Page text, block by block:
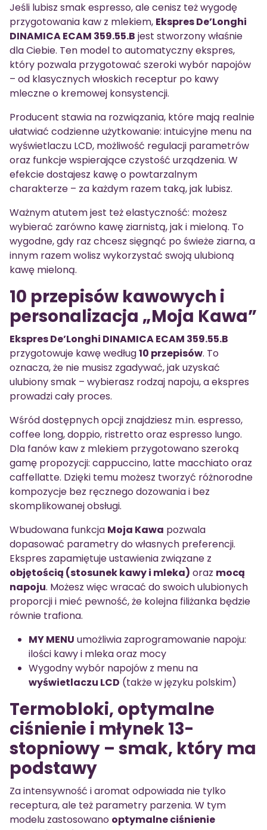
Jeśli lubisz smak espresso, ale cenisz też wygodę
przygotowania kaw z mlekiem, Ekspres De’Longhi
DINAMICA ECAM 359.55.B jest stworzony właśnie
dla Ciebie. Ten model to automatyczny ekspres,
który pozwala przygotować szeroki wybór napojów
– od klasycznych włoskich receptur po kawy
mleczne o kremowej konsystencji.
Producent stawia na rozwiązania, które mają realnie
ułatwiać codzienne użytkowanie: intuicyjne menu na
wyświetlaczu LCD, możliwość regulacji parametrów
oraz funkcje wspierające czystość urządzenia. W
efekcie dostajesz kawę o powtarzalnym
charakterze – za każdym razem taką, jak lubisz.
Ważnym atutem jest też elastyczność: możesz
wybierać zarówno kawę ziarnistą, jak i mieloną. To
wygodne, gdy raz chcesz sięgnąć po świeże ziarna, a
innym razem wolisz wykorzystać swoją ulubioną
kawę mieloną.
10 przepisów kawowych i
personalizacja „Moja Kawa”
Ekspres De’Longhi DINAMICA ECAM 359.55.B
przygotowuje kawę według10 przepisów. To
oznacza, że nie musisz zgadywać, jak uzyskać
ulubiony smak – wybierasz rodzaj napoju, a ekspres
prowadzi cały proces.
Wśród dostępnych opcji znajdziesz m.in. espresso,
coffee long, doppio, ristretto oraz espresso lungo.
Dla fanów kaw z mlekiem przygotowano szeroką
gamę propozycji: cappuccino, latte macchiato oraz
caffellatte. Dzięki temu możesz tworzyć różnorodne
kompozycje bez ręcznego dozowania i bez
skomplikowanej obsługi.
Wbudowana funkcja Moja Kawa pozwala
dopasować parametry do własnych preferencji.
Ekspres zapamiętuje ustawienia związane z
objętością (stosunek kawy i mleka) oraz mocą
napoju. Możesz więc wracać do swoich ulubionych
proporcji i mieć pewność, że kolejna filiżanka będzie
równie trafiona.
MY MENU umożliwia zaprogramowanie napoju:
ilości kawy i mleka oraz mocy
Wygodny wybór napojów z menu na
wyświetlaczu LCD (także w języku polskim)
Termobloki, optymalne
ciśnienie i młynek 13-
stopniowy – smak, który ma
podstawy
Za intensywność i aromat odpowiada nie tylko
receptura, ale też parametry parzenia. W tym
modelu zastosowano optymalne ciśnienie